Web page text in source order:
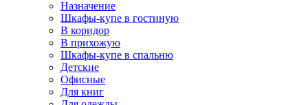
Назначение
Шкафы-купе в гостиную
В коридор
В прихожую
Шкафы-купе в спальню
Детские
Офисные
Для книг